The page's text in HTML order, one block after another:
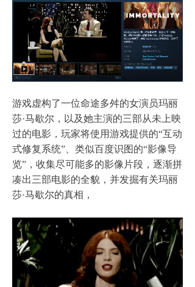
游戏虚构了一位命途多舛的女演员玛丽
莎·马歇尔，以及她主演的三部从未上映
过的电影，玩家将使用游戏提供的“互动
式修复系统”、类似百度识图的“影像导
览”，收集尽可能多的影像片段，逐渐拼
凑出三部电影的全貌，并发掘有关玛丽
莎·马歇尔的真相，